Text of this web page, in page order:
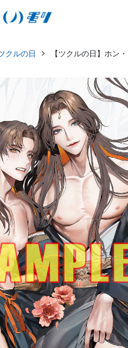
クルの日 【ツクルの日】ホン